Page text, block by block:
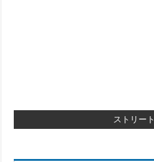
ストリー